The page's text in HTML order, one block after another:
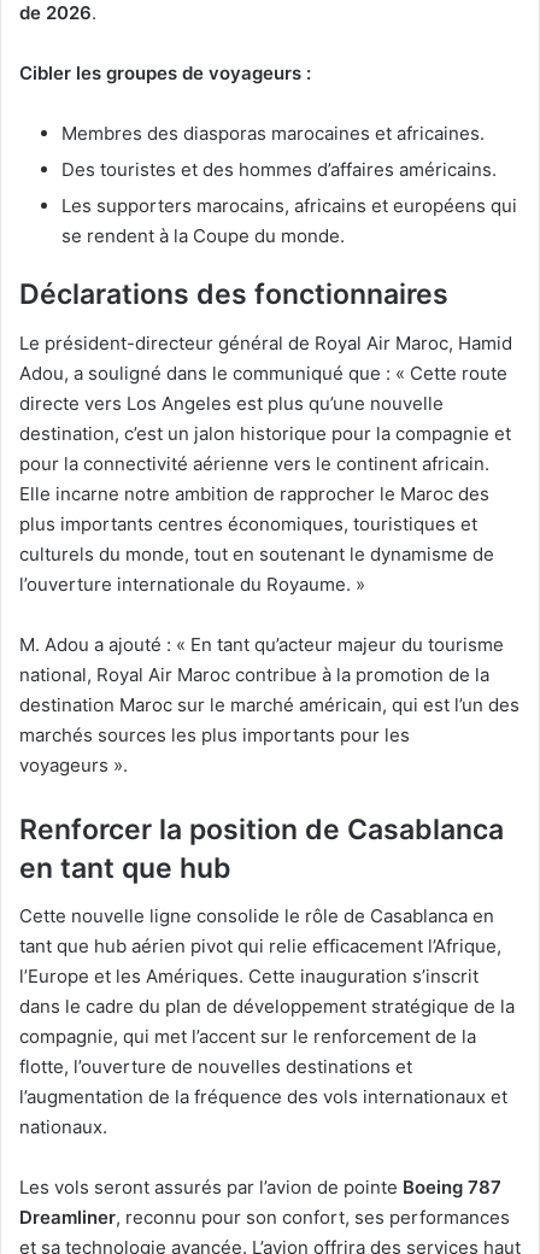
de 2026.
Cibler les groupes de voyageurs :
Membres des diasporas marocaines et africaines.
Des touristes et des hommes d’affaires américains.
Les supporters marocains, africains et européens qui
se rendent à la Coupe du monde.
Déclarations des fonctionnaires
Le président-directeur général de Royal Air Maroc, Hamid
Adou, a souligné dans le communiqué que : « Cette route
directe vers Los Angeles est plus qu’une nouvelle
destination, c’est un jalon historique pour la compagnie et
pour la connectivité aérienne vers le continent africain.
Elle incarne notre ambition de rapprocher le Maroc des
plus importants centres économiques, touristiques et
culturels du monde, tout en soutenant le dynamisme de
l’ouverture internationale du Royaume. »
M. Adou a ajouté : « En tant qu’acteur majeur du tourisme
national, Royal Air Maroc contribue à la promotion de la
destination Maroc sur le marché américain, qui est l’un des
marchés sources les plus importants pour les
voyageurs ».
Renforcer la position de Casablanca
en tant que hub
Cette nouvelle ligne consolide le rôle de Casablanca en
tant que hub aérien pivot qui relie efficacement l’Afrique,
l’Europe et les Amériques. Cette inauguration s’inscrit
dans le cadre du plan de développement stratégique de la
compagnie, qui met l’accent sur le renforcement de la
flotte, l’ouverture de nouvelles destinations et
l’augmentation de la fréquence des vols internationaux et
nationaux.
Les vols seront assurés par l’avion de pointe Boeing 787
Dreamliner, reconnu pour son confort, ses performances
et sa technologie avancée. L’avion offrira des services haut